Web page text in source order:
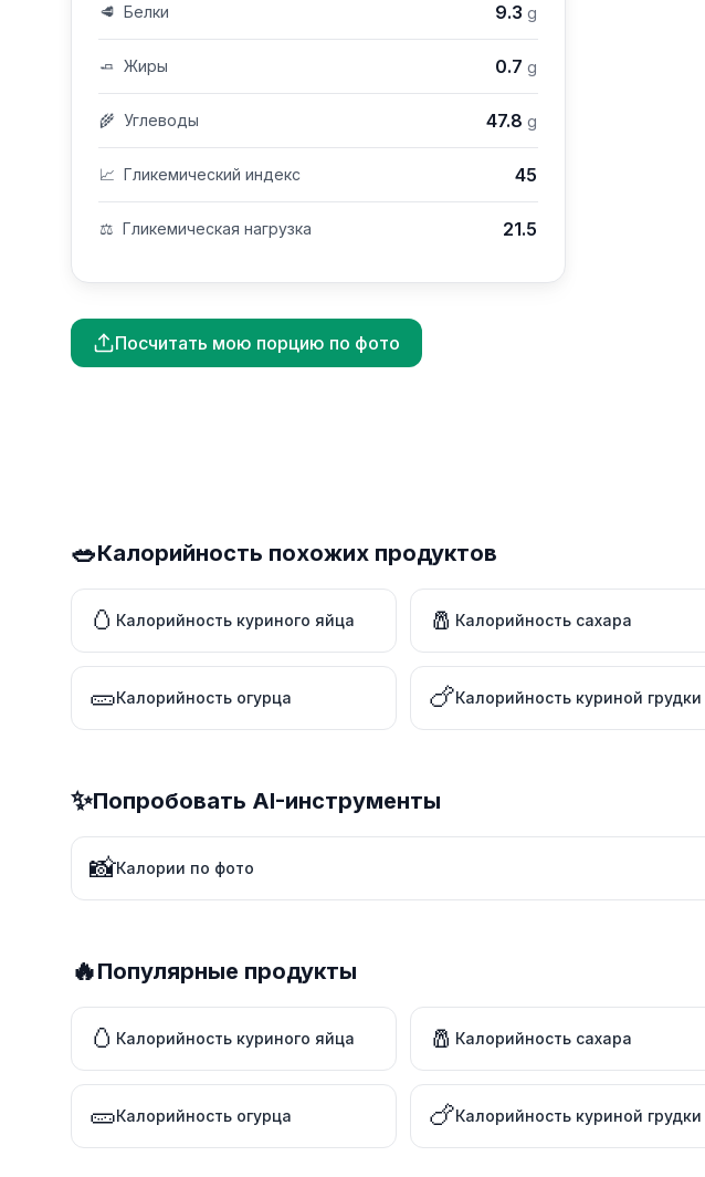
🥩 Белки 9.3 g
🧈 Жиры 0.7 g
🌾 Углеводы 47.8 g
📈 Гликемический индекс 45
⚖️ Гликемическая нагрузка 21.5
Посчитать мою порцию по фото
🥗Калорийность похожих продуктов
🥚 Калорийность куриного яйца 🧂 Калорийность сахара
🥒Калорийность огурца 🍗Калорийность куриной грудки
✨Попробовать AI-инструменты
📸Калории по фото
🔥Популярные продукты
🥚 Калорийность куриного яйца 🧂 Калорийность сахара
🥒Калорийность огурца 🍗Калорийность куриной грудки